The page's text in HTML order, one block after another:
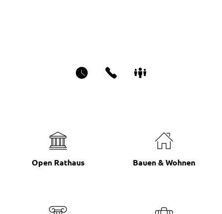
Open Rathaus Bauen & Wohnen